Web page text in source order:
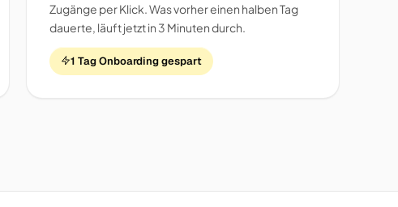
Zugänge per Klick. Was vorher einen halben Tag
dauerte, läuft jetzt in 3 Minuten durch.
1 Tag Onboarding gespart